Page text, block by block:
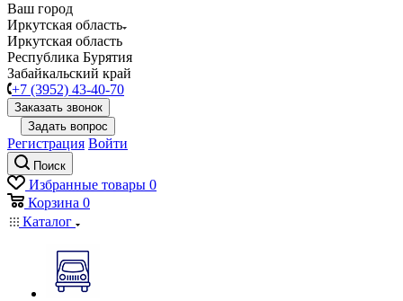
Ваш город
Иркутская область
Иркутская область
Республика Бурятия
Забайкальский край
+7 (3952) 43-40-70
Заказать звонок
Задать вопрос
Регистрация Войти
Поиск
Избранные товары 0
Корзина 0
Каталог